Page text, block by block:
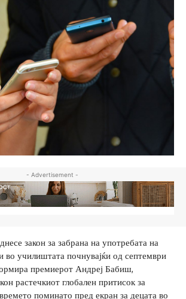
- Advertisement -
закон за забрана на употребата на
во училиштата почнувајќи од септември
премиерот Андреј Бабиш,
растечкиот глобален притисок за
поминато пред екран за децата во